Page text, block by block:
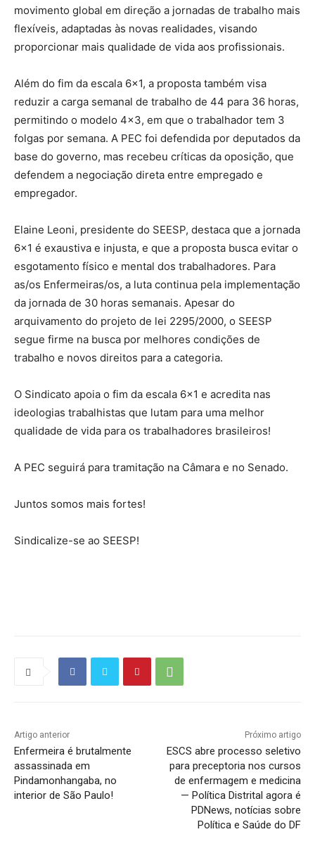
movimento global em direção a jornadas de trabalho mais
flexíveis, adaptadas às novas realidades, visando
proporcionar mais qualidade de vida aos profissionais.
Além do fim da escala 6×1, a proposta também visa
reduzir a carga semanal de trabalho de 44 para 36 horas,
permitindo o modelo 4×3, em que o trabalhador tem 3
folgas por semana. A PEC foi defendida por deputados da
base do governo, mas recebeu críticas da oposição, que
defendem a negociação direta entre empregado e
empregador.
Elaine Leoni, presidente do SEESP, destaca que a jornada
6×1 é exaustiva e injusta, e que a proposta busca evitar o
esgotamento físico e mental dos trabalhadores. Para
as/os Enfermeiras/os, a luta continua pela implementação
da jornada de 30 horas semanais. Apesar do
arquivamento do projeto de lei 2295/2000, o SEESP
segue firme na busca por melhores condições de
trabalho e novos direitos para a categoria.
O Sindicato apoia o fim da escala 6×1 e acredita nas
ideologias trabalhistas que lutam para uma melhor
qualidade de vida para os trabalhadores brasileiros!
A PEC seguirá para tramitação na Câmara e no Senado.
Juntos somos mais fortes!
Sindicalize-se ao SEESP!
Artigo anterior
Enfermeira é brutalmente
assassinada em
Pindamonhangaba, no
interior de São Paulo!
Próximo artigo
ESCS abre processo seletivo
para preceptoria nos cursos
de enfermagem e medicina
— Política Distrital agora é
PDNews, notícias sobre
Política e Saúde do DF